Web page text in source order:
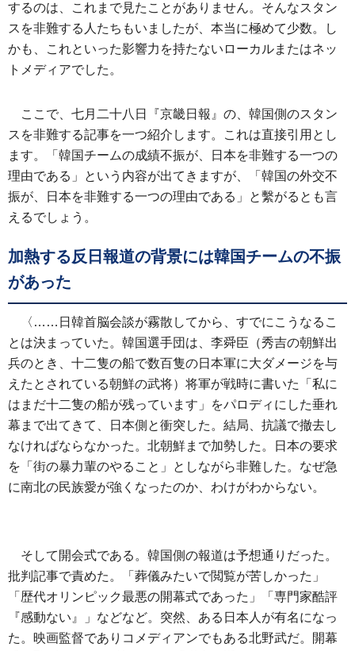
するのは、これまで見たことがありません。そんなスタン
スを非難する人たちもいましたが、本当に極めて少数。し
かも、これといった影響力を持たないローカルまたはネッ
トメディアでした。
ここで、七月二十八日『京畿日報』の、韓国側のスタン
スを非難する記事を一つ紹介します。これは直接引用とし
ます。「韓国チームの成績不振が、日本を非難する一つの
理由である」という内容が出てきますが、「韓国の外交不
振が、日本を非難する一つの理由である」と繫がるとも言
えるでしょう。
加熱する反日報道の背景には韓国チームの不振
があった
〈……日韓首脳会談が霧散してから、すでにこうなるこ
とは決まっていた。韓国選手団は、李舜臣（秀吉の朝鮮出
兵のとき、十二隻の船で数百隻の日本軍に大ダメージを与
えたとされている朝鮮の武将）将軍が戦時に書いた「私に
はまだ十二隻の船が残っています」をパロディにした垂れ
幕まで出てきて、日本側と衝突した。結局、抗議で撤去し
なければならなかった。北朝鮮まで加勢した。日本の要求
を「街の暴力輩のやること」としながら非難した。なぜ急
に南北の民族愛が強くなったのか、わけがわからない。
そして開会式である。韓国側の報道は予想通りだった。
批判記事で責めた。「葬儀みたいで閲覧が苦しかった」
「歴代オリンピック最悪の開幕式であった」「専門家酷評
『感動ない』」などなど。突然、ある日本人が有名になっ
た。映画監督でありコメディアンでもある北野武だ。開幕